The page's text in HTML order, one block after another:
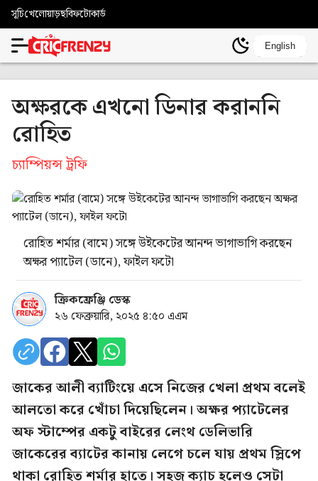
সূচিখেলোয়াড়ছবিফটোকার্ড
English
অক্ষরকে এখনো ডিনার করাননি
রোহিত
চ্যাম্পিয়ন্স ট্রফি
রোহিত শর্মার (বামে) সঙ্গে উইকেটের আনন্দ ভাগাভাগি করছেন
অক্ষর প্যাটেল (ডানে), ফাইল ফটো
ক্রিকফ্রেঞ্জি ডেস্ক
২৬ ফেব্রুয়ারি, ২০২৫ ৪:৫০ এএম
জাকের আলী ব্যাটিংয়ে এসে নিজের খেলা প্রথম বলেই
আলতো করে খোঁচা দিয়েছিলেন। অক্ষর প্যাটেলের
অফ স্টাম্পের একটু বাইরের লেংথ ডেলিভারি
জাকেরের ব্যাটের কানায় লেগে চলে যায় প্রথম স্লিপে
থাকা রোহিত শর্মার হাতে। সহজ ক্যাচ হলেও সেটা